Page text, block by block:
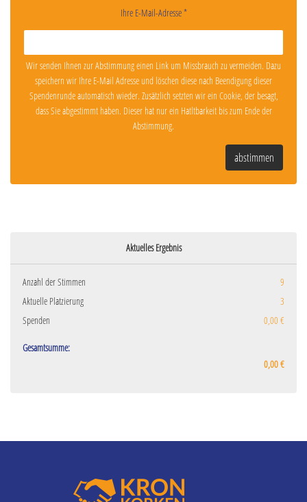
Ihre E-Mail-Adresse *
Wir senden Ihnen zur Abstimmung einen Link um Missbrauch zu vermeiden. Dazu
speichern wir Ihre E-Mail Adresse und löschen diese nach Beendigung dieser
Spendenrunde automatisch wieder. Zusätzlich setzten wir ein Cookie, der besagt,
dass Sie abgestimmt haben. Dieser hat nur ein Hatltbarkeit bis zum Ende der
Abstimmung.
abstimmen
Aktuelles Ergebnis
Anzahl der Stimmen
9
Aktuelle Platzierung
3
Spenden
0,00 €
Gesamtsumme:
0,00 €